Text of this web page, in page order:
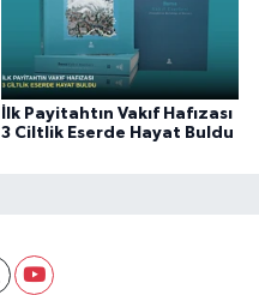
İlk Payitahtın Vakıf Hafızası
3 Ciltlik Eserde Hayat Buldu